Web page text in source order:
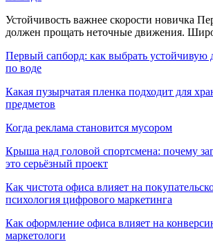
Устойчивость важнее скорости новичка
должен прощать неточные движения.
Первый сапборд: как выбрать устойчивую
по воде
Какая пузырчатая пленка подходит для
предметов
Когда реклама становится мусором
Крыша над головой спортсмена: почему
это серьёзный проект
Как чистота офиса влияет на
психология цифрового маркетинга
Как оформление офиса влияет на
маркетологи